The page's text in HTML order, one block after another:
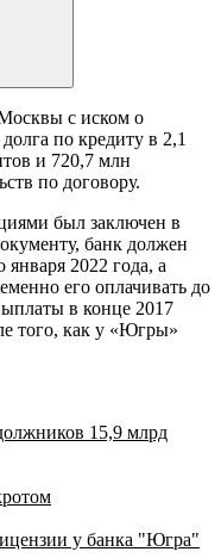
с иском о
по кредиту в 2,1
и 720,7 млн
по договору.
был заключен в
банк должен
января 2022 года, а
его оплачивать до
в конце 2017
того, как у «Югры»
15,9 млрд
у банка "Югра"